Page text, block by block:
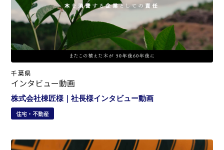
千葉県
インタビュー動画
株式会社棟匠様｜社長様インタビュー動画
住宅・不動産